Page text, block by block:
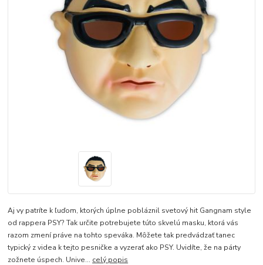
Aj vy patríte k ľuďom, ktorých úplne pobláznil svetový hit Gangnam style
od rappera PSY? Tak určite potrebujete túto skvelú masku, ktorá vás
razom zmení práve na tohto speváka. Môžete tak predvádzať tanec
typický z videa k tejto pesničke a vyzerať ako PSY. Uvidíte, že na párty
zožnete úspech. Unive... celý popis